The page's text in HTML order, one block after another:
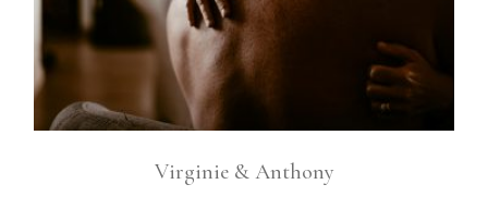
Virginie & Anthony